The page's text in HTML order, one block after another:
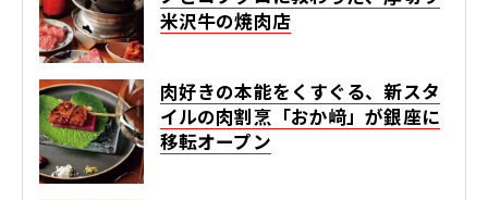
米沢牛の焼肉店
肉好きの本能をくすぐる、新スタ
イルの肉割烹「おか﨑」が銀座に
移転オープン